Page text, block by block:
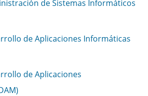
de Sistemas Informáticos
de Aplicaciones Informáticas
de Aplicaciones